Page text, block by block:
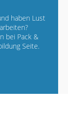
haben Lust
bei Pack &
Seite.